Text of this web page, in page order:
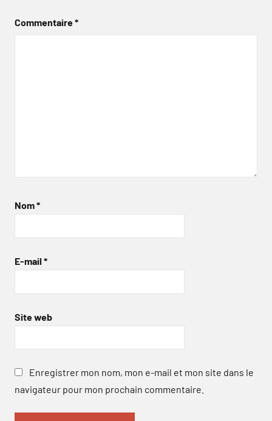
Commentaire*
Nom*
E-mail *
Site web
Enregistrer mon nom, mon e-mail et mon site dans le
navigateur pour mon prochain commentaire.